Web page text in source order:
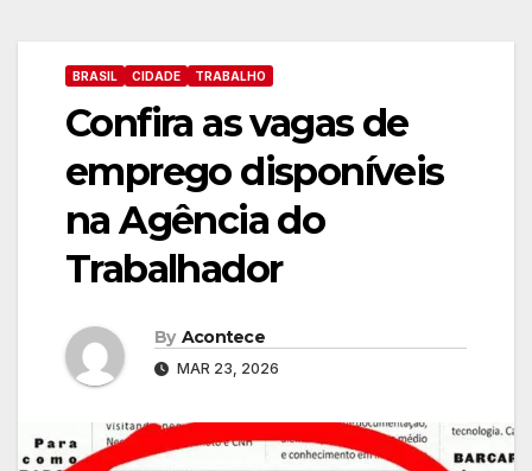
BRASIL CIDADE TRABALHO
Confira as vagas de
emprego disponíveis
na Agência do
Trabalhador
By Acontece
MAR 23, 2026